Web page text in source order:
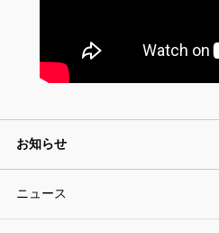
お知らせ
ニュース